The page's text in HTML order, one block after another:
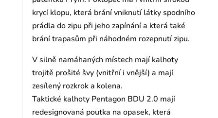
krycí klopu, která brání vniknutí látky spodního
prádla do zipu při jeho zapínání a která také
brání trapasům při náhodném rozepnutí zipu.
V silně namáhaných místech mají kalhoty
trojitě prošité švy (vnitřní i vnější) a mají
zesílený rozkrok a kolena.
Taktické kalhoty Pentagon BDU 2.0 mají
redesignovaná poutka na opasek, která